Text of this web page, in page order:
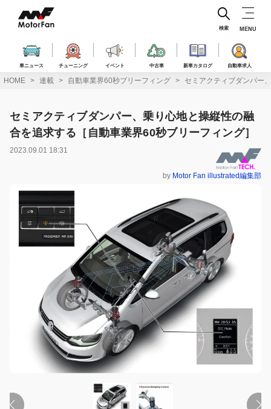
ス
車ニュース チューニング イベント 中古車 新車カタログ 自動車求人
検索 MENU
HOME 連載 自動車業界60秒ブリーフィング セミアクティブダンパー
セミアクティブダンパー、乗り心地と操縦性の融
合を追求する［自動車業界60秒ブリーフィング］
2023.09.01 18:31
by Motor Fan illustrated編集部